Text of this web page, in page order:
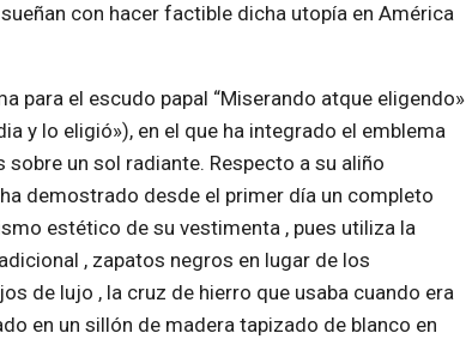
con hacer factible dicha utopía en América
para el escudo papal “Miserando atque eligendo»
y lo eligió»), en el que ha integrado el emblema
sobre un sol radiante. Respecto a su aliño
demostrado desde el primer día un completo
estético de su vestimenta , pues utiliza la
, zapatos negros en lugar de los
de lujo , la cruz de hierro que usaba cuando era
en un sillón de madera tapizado de blanco en